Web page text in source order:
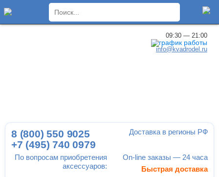
09:30 — 21:00
info@kvadrodel.ru
По вопросам приобретения
аксессуаров:
8 (800) 550 9025
+7 (495) 740 0979
Доставка в регионы РФ
On-line заказы — 24 часа
Быстрая доставка
×